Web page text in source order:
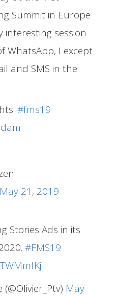
Summit in Europe
interesting session
WhatsApp, I except
and SMS in the
#fms19
May 21, 2019
Stories Ads in its
#FMS19
May